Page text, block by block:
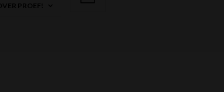
OVER PROEF!